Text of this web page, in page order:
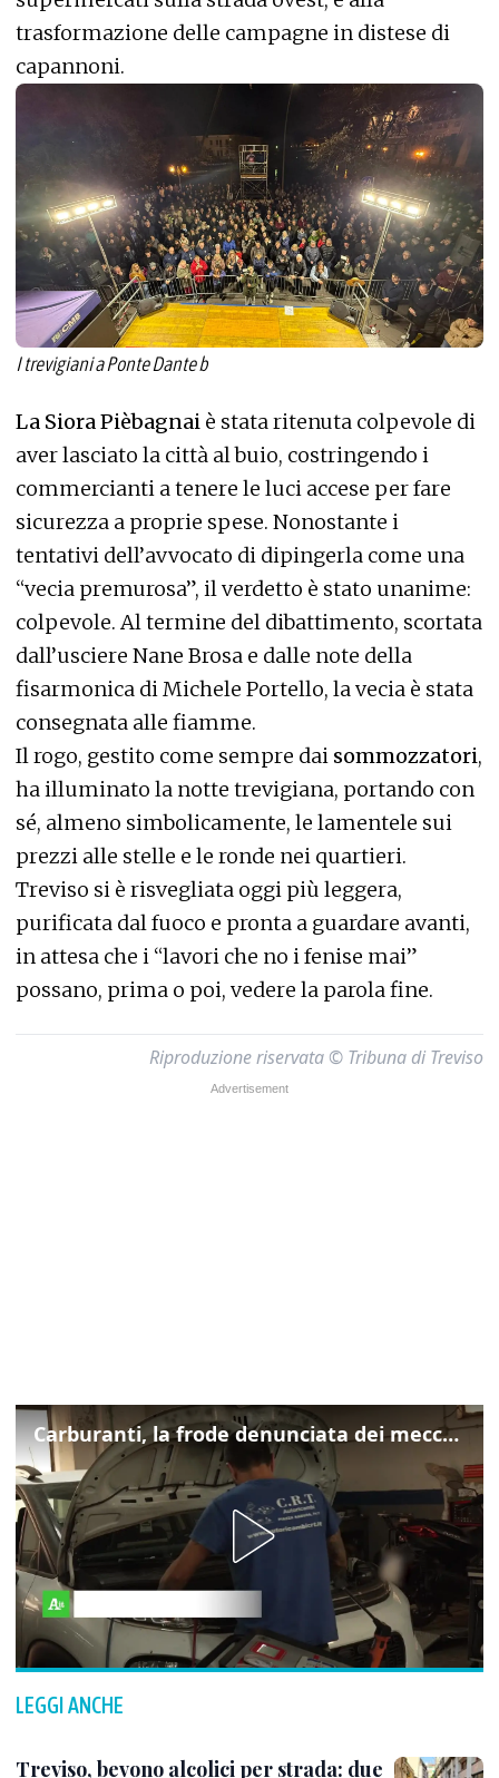
trasformazione delle campagne in distese di
capannoni.
I trevigiani a Ponte Dante b
La Siora Pièbagnai è stata ritenuta colpevole di
aver lasciato la città al buio, costringendo i
commercianti a tenere le luci accese per fare
sicurezza a proprie spese. Nonostante i
tentativi dell’avvocato di dipingerla come una
“vecia premurosa”, il verdetto è stato unanime:
colpevole. Al termine del dibattimento, scortata
dall’usciere Nane Brosa e dalle note della
fisarmonica di Michele Portello, la vecia è stata
consegnata alle fiamme.
Il rogo, gestito come sempre dai sommozzatori,
ha illuminato la notte trevigiana, portando con
sé, almeno simbolicamente, le lamentele sui
prezzi alle stelle e le ronde nei quartieri.
Treviso si è risvegliata oggi più leggera,
purificata dal fuoco e pronta a guardare avanti,
in attesa che i “lavori che no i fenise mai”
possano, prima o poi, vedere la parola fine.
Riproduzione riservata © Tribuna di Treviso
Carburanti, la frode denunciata dei meccanici: "Acqua in gasolio e benzina"
LEGGI ANCHE
Treviso, bevono alcolici per strada: due